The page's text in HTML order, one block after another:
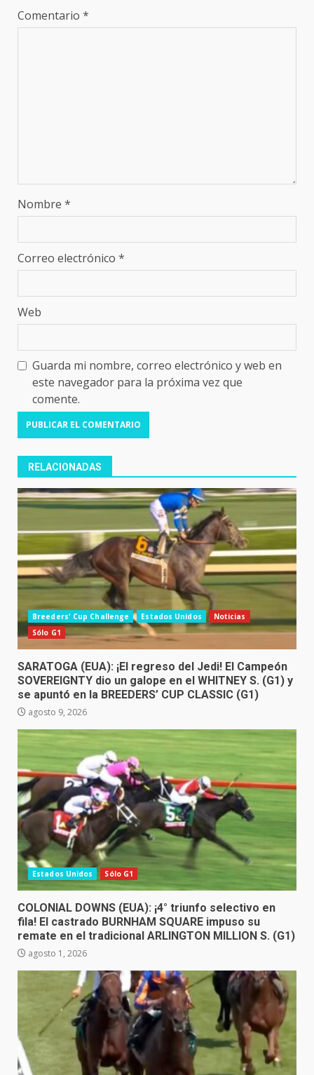
Comentario *
Nombre *
Correo electrónico *
Web
Guarda mi nombre, correo electrónico y web en
este navegador para la próxima vez que
comente.
RELACIONADAS
Breeders' Cup Challenge Estados Unidos
Noticias
Sólo G1
SARATOGA (EUA): ¡El regreso del Jedi! El Campeón
SOVEREIGNTY dio un galope en el WHITNEY S. (G1) y
se apuntó en la BREEDERS’ CUP CLASSIC (G1)
agosto 9, 2026
Estados Unidos Sólo G1
COLONIAL DOWNS (EUA): ¡4° triunfo selectivo en
fila! El castrado BURNHAM SQUARE impuso su
remate en el tradicional ARLINGTON MILLION S. (G1)
agosto 1, 2026